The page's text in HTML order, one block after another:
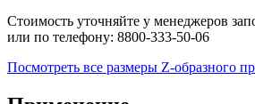
Стоимость уточняйте у менеджеров
или по телефону: 8800-333-50-06
Посмотреть все размеры Z-образного